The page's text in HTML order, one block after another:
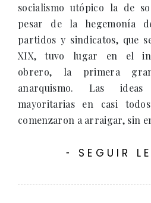
socialismo utópico la de
pesar de la hegemonía
partidos y sindicatos, que
XIX, tuvo lugar en el
obrero, la primera
anarquismo. Las
mayoritarias en casi
comenzaron a arraigar, sin
- SEGUIR